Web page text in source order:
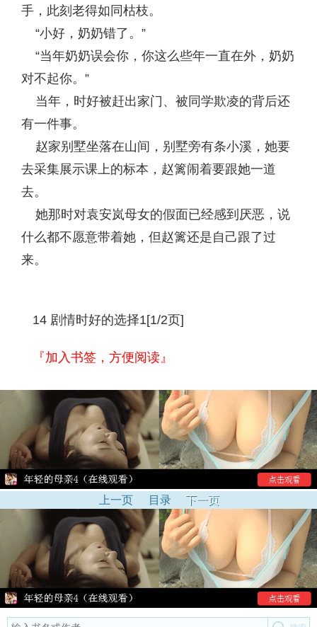
手，此刻老得如同枯枝。
“小好，奶奶错了。”
“当年奶奶误会你，你这么些年一直在外，奶奶
对不起你。”
当年，时好被赶出家门、被同学欺凌的背后还
有一件事。
赵家别墅坐落在山间，别墅旁有条小溪，她要
去采集展示课上的标本，赵篱闹着要跟她一道
去。
她那时对袁安岚母女的假面已经感到厌恶，说
什么都不愿意带着她，但赵篱还是自己跟了过
来。
14 剧情时好的选择1[1/2页]
『加入书签，方便阅读』
上一页 目录 下一页